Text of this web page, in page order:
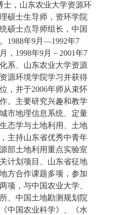
士，山东农业大学资源环
硕士生导师，资环学院
硕士点导师组长，中国
1988年9月—1992年7
，1998年9月－2001年7
系、山东农业大学资源
源环境学院学习并获得
，并于2006年师从束怀
。主要研究兴趣和教学
市地理信息系统、定量
态学与土地利用、土地
主持山东省优秀中青年
部土地利用重点实验室
计划项目、山东省征地
方合作课题多项，参加
项，与中国农业大学、
、中国土地勘测规划院
中国农业科学》、《水